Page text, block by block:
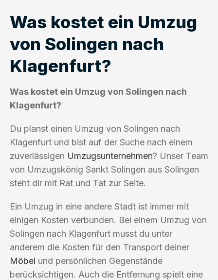
Was kostet ein Umzug
von Solingen nach
Klagenfurt?
Was kostet ein Umzug von Solingen nach
Klagenfurt?
Du planst einen Umzug von Solingen nach
Klagenfurt und bist auf der Suche nach einem
zuverlässigen Umzugsunternehmen? Unser Team
von Umzugskönig Sankt Solingen aus Solingen
steht dir mit Rat und Tat zur Seite.
Ein Umzug in eine andere Stadt ist immer mit
einigen Kosten verbunden. Bei einem Umzug von
Solingen nach Klagenfurt musst du unter
anderem die Kosten für den Transport deiner
Möbel und persönlichen Gegenstände
berücksichtigen. Auch die Entfernung spielt eine